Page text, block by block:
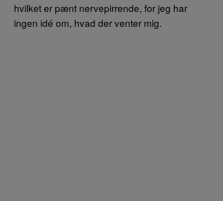
hvilket er pænt nervepirrende, for jeg har
ingen idé om, hvad der venter mig.